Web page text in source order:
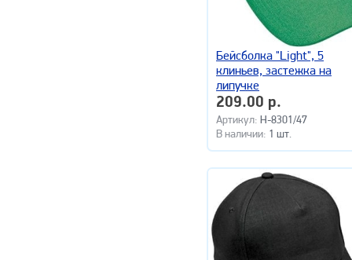
Бейсболка "Light", 5
клиньев, застежка на
липучке
209.00 р.
Артикул: H-8301/47
В наличии: 1 шт.